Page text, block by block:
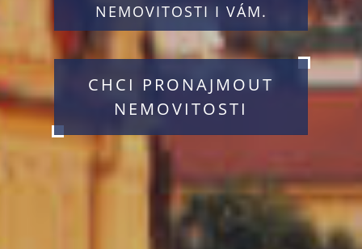
NABÍDCE.
NEMOVITOSTI K
PRONÁJMU